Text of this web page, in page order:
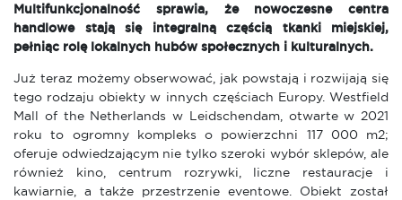
Multifunkcjonalność sprawia, że nowoczesne centra
handlowe stają się integralną częścią tkanki miejskiej,
pełniąc rolę lokalnych hubów społecznych i kulturalnych.
Już teraz możemy obserwować, jak powstają i rozwijają się
tego rodzaju obiekty w innych częściach Europy. Westfield
Mall of the Netherlands w Leidschendam, otwarte w 2021
roku to ogromny kompleks o powierzchni 117 000 m2;
oferuje odwiedzającym nie tylko szeroki wybór sklepów, ale
również kino, centrum rozrywki, liczne restauracje i
kawiarnie, a także przestrzenie eventowe. Obiekt został